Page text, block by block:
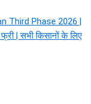
Third Phase 2026 |
| सभी किसानों के लिए